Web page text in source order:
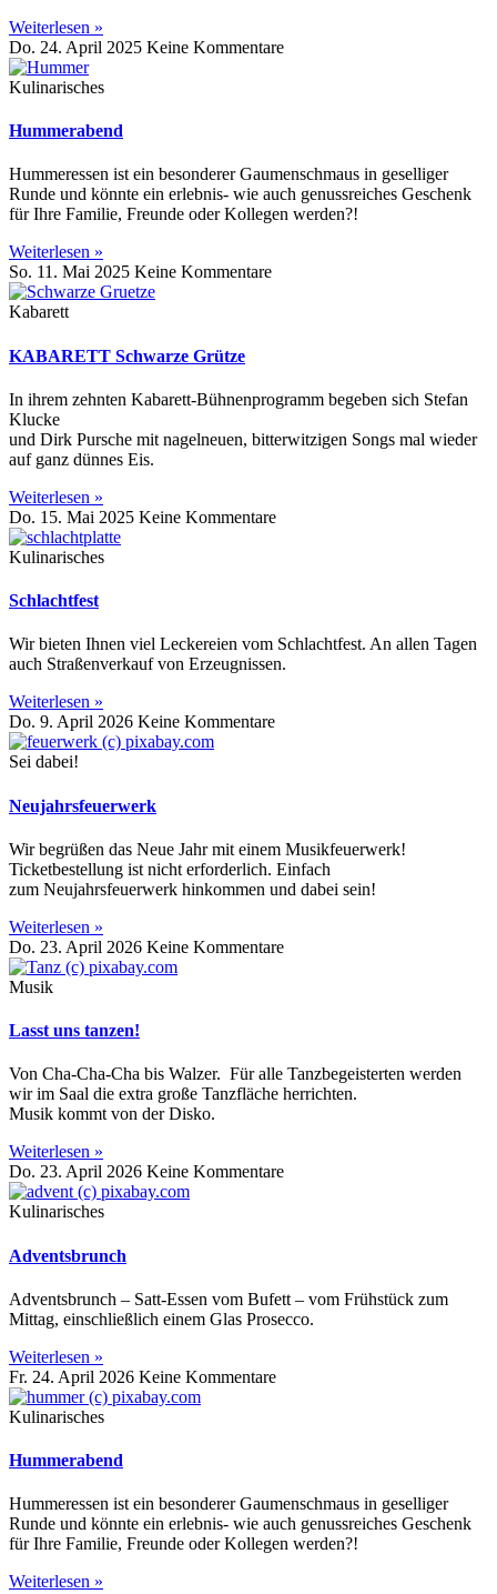
Weiterlesen »
Do. 24. April 2025 Keine Kommentare
Kulinarisches
Hummerabend
Hummeressen ist ein besonderer Gaumenschmaus in geselliger
Runde und könnte ein erlebnis- wie auch genussreiches Geschenk
für Ihre Familie, Freunde oder Kollegen werden?!
Weiterlesen »
So. 11. Mai 2025 Keine Kommentare
Kabarett
KABARETT Schwarze Grütze
In ihrem zehnten Kabarett-Bühnenprogramm begeben sich Stefan
Klucke
und Dirk Pursche mit nagelneuen, bitterwitzigen Songs mal wieder
auf ganz dünnes Eis.
Weiterlesen »
Do. 15. Mai 2025 Keine Kommentare
Kulinarisches
Schlachtfest
Wir bieten Ihnen viel Leckereien vom Schlachtfest. An allen Tagen
auch Straßenverkauf von Erzeugnissen.
Weiterlesen »
Do. 9. April 2026 Keine Kommentare
Sei dabei!
Neujahrsfeuerwerk
Wir begrüßen das Neue Jahr mit einem Musikfeuerwerk!
Ticketbestellung ist nicht erforderlich. Einfach
zum Neujahrsfeuerwerk hinkommen und dabei sein!
Weiterlesen »
Do. 23. April 2026 Keine Kommentare
Musik
Lasst uns tanzen!
Von Cha-Cha-Cha bis Walzer. Für alle Tanzbegeisterten werden
wir im Saal die extra große Tanzfläche herrichten.
Musik kommt von der Disko.
Weiterlesen »
Do. 23. April 2026 Keine Kommentare
Kulinarisches
Adventsbrunch
Adventsbrunch – Satt-Essen vom Bufett – vom Frühstück zum
Mittag, einschließlich einem Glas Prosecco.
Weiterlesen »
Fr. 24. April 2026 Keine Kommentare
Kulinarisches
Hummerabend
Hummeressen ist ein besonderer Gaumenschmaus in geselliger
Runde und könnte ein erlebnis- wie auch genussreiches Geschenk
für Ihre Familie, Freunde oder Kollegen werden?!
Weiterlesen »